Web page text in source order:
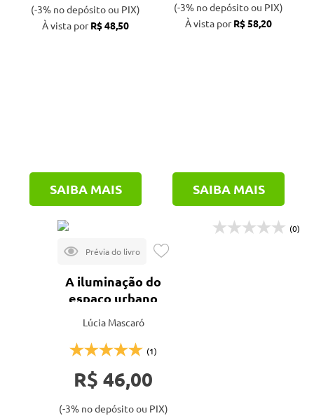
(-3% no depósito ou PIX)
À vista porR$ 48,50
SAIBA MAIS
(-3% no depósito ou PIX)
À vista porR$ 58,20
SAIBA MAIS
A iluminação do
espaço urbano
Lúcia Mascaró
(1)
R$ 46,00
(-3% no depósito ou PIX)
(0)